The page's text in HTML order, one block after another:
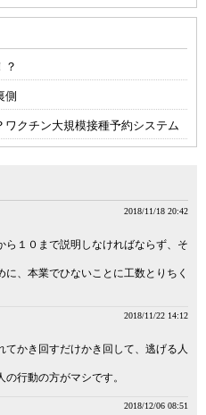
？
側
クチン大規模接種予約システム
2018/11/18 20:42
ら１０まで説明しなければならず、そ
、本業でひないことに工数とりちく
2018/11/22 14:12
かき回すだけかき回して、逃げる人
行動の方がマシです。
2018/12/06 08:51